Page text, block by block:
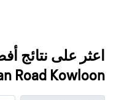
Road Kowloon